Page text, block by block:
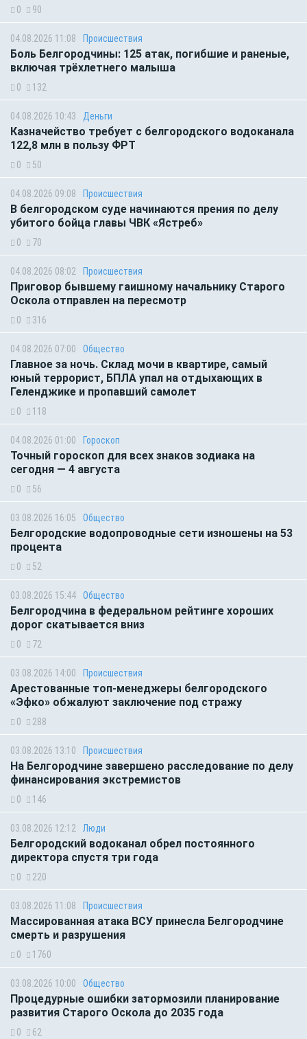
0 90
04.08.2026 11:08 Происшествия
Боль Белгородчины: 125 атак, погибшие и раненые,
включая трёхлетнего малыша
0 132
04.08.2026 10:43 Деньги
Казначейство требует с белгородского водоканала
122,8 млн в пользу ФРТ
0 50
04.08.2026 09:08 Происшествия
В белгородском суде начинаются прения по делу
убитого бойца главы ЧВК «Ястреб»
0 70
04.08.2026 08:02 Происшествия
Приговор бывшему гаишному начальнику Старого
Оскола отправлен на пересмотр
0 316
04.08.2026 07:00 Общество
Главное за ночь. Склад мочи в квартире, самый
юный террорист, БПЛА упал на отдыхающих в
Геленджике и пропавший самолет
0 118
04.08.2026 01:00 Гороскоп
Точный гороскоп для всех знаков зодиака на
сегодня — 4 августа
0 56
03.08.2026 16:05 Общество
Белгородские водопроводные сети изношены на 53
процента
0 52
03.08.2026 15:44 Общество
Белгородчина в федеральном рейтинге хороших
дорог скатывается вниз
0 72
03.08.2026 14:00 Происшествия
Арестованные топ-менеджеры белгородского
«Эфко» обжалуют заключение под стражу
0 288
03.08.2026 13:10 Происшествия
На Белгородчине завершено расследование по делу
финансирования экстремистов
0 146
03.08.2026 12:12 Люди
Белгородский водоканал обрел постоянного
директора спустя три года
0 220
03.08.2026 11:08 Происшествия
Массированная атака ВСУ принесла Белгородчине
смерть и разрушения
0 1760
03.08.2026 10:00 Общество
Процедурные ошибки затормозили планирование
развития Старого Оскола до 2035 года
0 62